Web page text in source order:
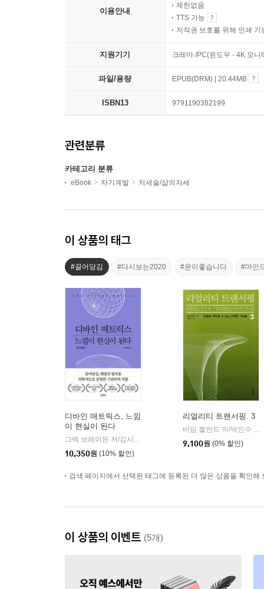
이용안내
제한없음
TTS 가능
저작권 보호를 위해 인쇄 기
지원기기 크레마 /PC(윈도우 - 4K 모
파일/용량 EPUB(DRM) | 20.44MB
ISBN13 9791190382199
관련분류
카테고리 분류
eBook 자기계발 처세술/삶의자세
이 상품의 태그
#끌어당김 #다시보는2020 #운이좋습니다 #마인
디바인 매트릭스, 느낌
이 현실이 된다
10,350원 (10% 할인)
리얼리티 트랜서핑. 3
9,100원 (0% 할인)
검색 페이지에서 선택된 태그에 등록된 더 많은 상품을 확인해
이 상품의 이벤트 (5개)